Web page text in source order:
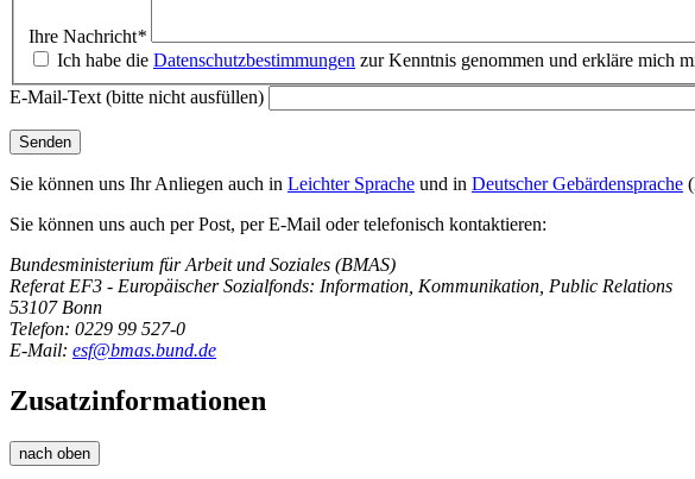
Ihre Nachricht*
Ich habe die Datenschutzbestimmungen zur Kenntnis genommen und erkläre mich
E-Mail-Text (bitte nicht ausfüllen)
Sie können uns Ihr Anliegen auch in Leichter Sprache und in Deutscher Gebärdensprache
Sie können uns auch per Post, per E-Mail oder telefonisch kontaktieren:
Bundesministerium für Arbeit und Soziales (BMAS)
Referat EF3 - Europäischer Sozialfonds: Information, Kommunikation, Public Relations
53107 Bonn
Telefon: 0229 99 527-0
E-Mail: esf@bmas.bund.de
Zusatzinformationen
nach oben